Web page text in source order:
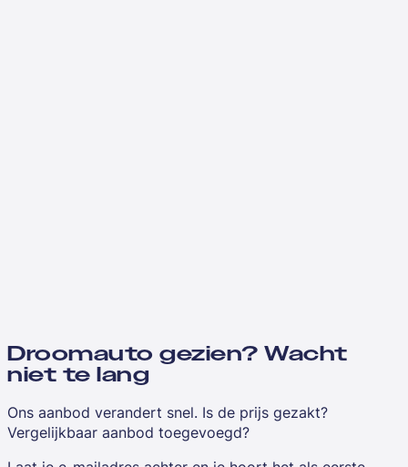
Droomauto gezien? Wacht
niet te lang
Ons aanbod verandert snel. Is de prijs gezakt?
Vergelijkbaar aanbod toegevoegd?